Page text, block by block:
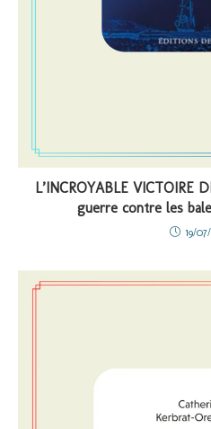
L’INCROYABLE VICTOIRE
guerre contre les
19/